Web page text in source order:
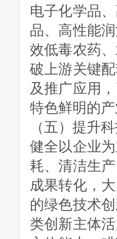
电子化学品
品、高性能
效低毒农药
破上游关键
及推广应用
特色鲜明的
（五）提升
健全以企业
耗、清洁生
成果转化，
的绿色技术
类创新主体